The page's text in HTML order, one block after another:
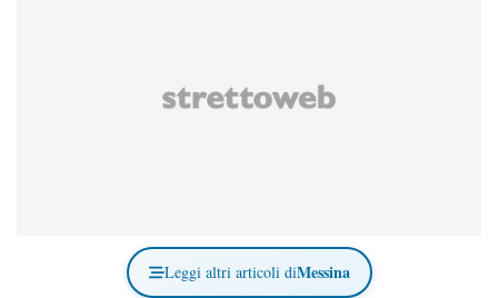
Leggi altri articoli diMessina